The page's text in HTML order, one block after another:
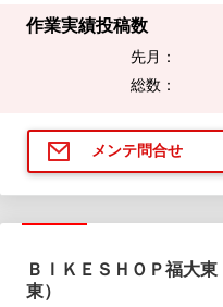
作業実績投稿数
先月：
総数：
メンテ問合せ
ＢＩＫＥＳＨＯＰ福大
東）